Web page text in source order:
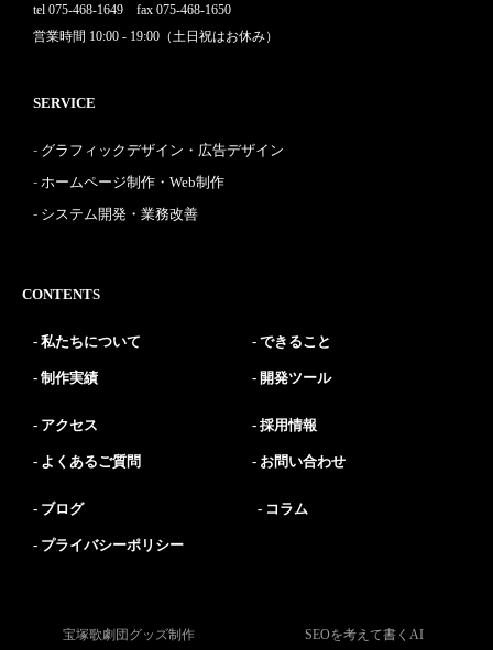
tel 075-468-1649 fax 075-468-1650
営業時間 10:00 - 19:00（土日祝はお休み）
SERVICE
グラフィックデザイン・広告デザイン
ホームページ制作・Web制作
システム開発・業務改善
CONTENTS
私たちについて できること
制作実績 開発ツール
アクセス 採用情報
よくあるご質問 お問い合わせ
ブログ コラム
プライバシーポリシー
宝塚歌劇団グッズ制作 SEOを考えて書くAI